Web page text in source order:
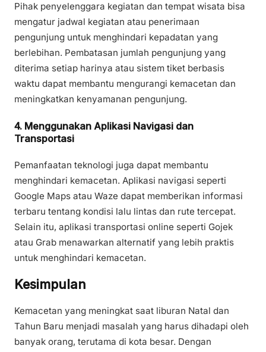
Pihak penyelenggara kegiatan dan tempat wisata bisa
mengatur jadwal kegiatan atau penerimaan
pengunjung untuk menghindari kepadatan yang
berlebihan. Pembatasan jumlah pengunjung yang
diterima setiap harinya atau sistem tiket berbasis
waktu dapat membantu mengurangi kemacetan dan
meningkatkan kenyamanan pengunjung.
4. Menggunakan Aplikasi Navigasi dan
Transportasi
Pemanfaatan teknologi juga dapat membantu
menghindari kemacetan. Aplikasi navigasi seperti
Google Maps atau Waze dapat memberikan informasi
terbaru tentang kondisi lalu lintas dan rute tercepat.
Selain itu, aplikasi transportasi online seperti Gojek
atau Grab menawarkan alternatif yang lebih praktis
untuk menghindari kemacetan.
Kesimpulan
Kemacetan yang meningkat saat liburan Natal dan
Tahun Baru menjadi masalah yang harus dihadapi oleh
banyak orang, terutama di kota besar. Dengan